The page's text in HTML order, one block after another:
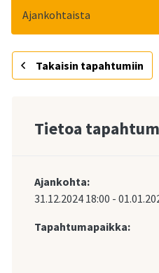
Ajankohtaista
Takaisin tapahtumiin
Tietoa
Ajankohta:
31.12.2024 18:00 -
Tapahtumapaikka: